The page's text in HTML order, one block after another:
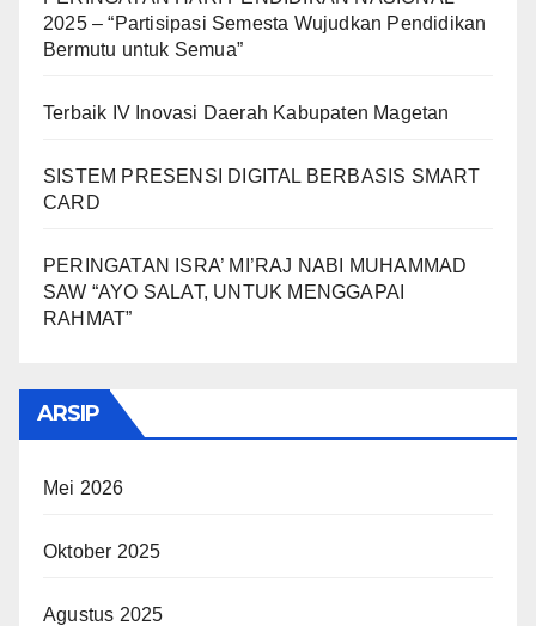
2025 – “Partisipasi Semesta Wujudkan Pendidikan
Bermutu untuk Semua”
Terbaik IV Inovasi Daerah Kabupaten Magetan
SISTEM PRESENSI DIGITAL BERBASIS SMART
CARD
PERINGATAN ISRA’ MI’RAJ NABI MUHAMMAD
SAW “AYO SALAT, UNTUK MENGGAPAI
RAHMAT”
ARSIP
Mei 2026
Oktober 2025
Agustus 2025